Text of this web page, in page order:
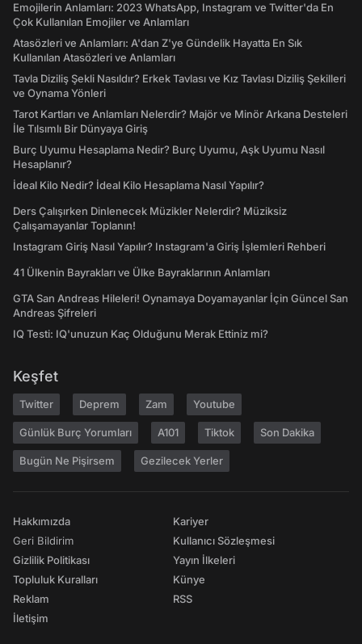
Emojilerin Anlamları: 2023 WhatsApp, Instagram ve Twitter'da En
Çok Kullanılan Emojiler ve Anlamları
Atasözleri ve Anlamları: A'dan Z'ye Gündelik Hayatta En Sık
Kullanılan Atasözleri ve Anlamları
Tavla Diziliş Şekli Nasıldır? Erkek Tavlası ve Kız Tavlası Diziliş Şekilleri
ve Oynama Yönleri
Tarot Kartları ve Anlamları Nelerdir? Majör ve Minör Arkana Desteleri
İle Tılsımlı Bir Dünyaya Giriş
Burç Uyumu Hesaplama Nedir? Burç Uyumu, Aşk Uyumu Nasıl
Hesaplanır?
İdeal Kilo Nedir? İdeal Kilo Hesaplama Nasıl Yapılır?
Ders Çalışırken Dinlenecek Müzikler Nelerdir? Müziksiz
Çalışamayanlar Toplanın!
Instagram Giriş Nasıl Yapılır? Instagram'a Giriş İşlemleri Rehberi
41 Ülkenin Bayrakları ve Ülke Bayraklarının Anlamları
GTA San Andreas Hileleri! Oynamaya Doyamayanlar İçin Güncel San
Andreas Şifreleri
IQ Testi: IQ'unuzun Kaç Olduğunu Merak Ettiniz mi?
Keşfet
Twitter Deprem Zam Youtube
Günlük Burç Yorumları A101 Tiktok Son Dakika
Bugün Ne Pişirsem Gezilecek Yerler
Hakkımızda
Geri Bildirim
Gizlilik Politikası
Topluluk Kuralları
Reklam
İletişim
Kariyer
Kullanıcı Sözleşmesi
Yayın İlkeleri
Künye
RSS